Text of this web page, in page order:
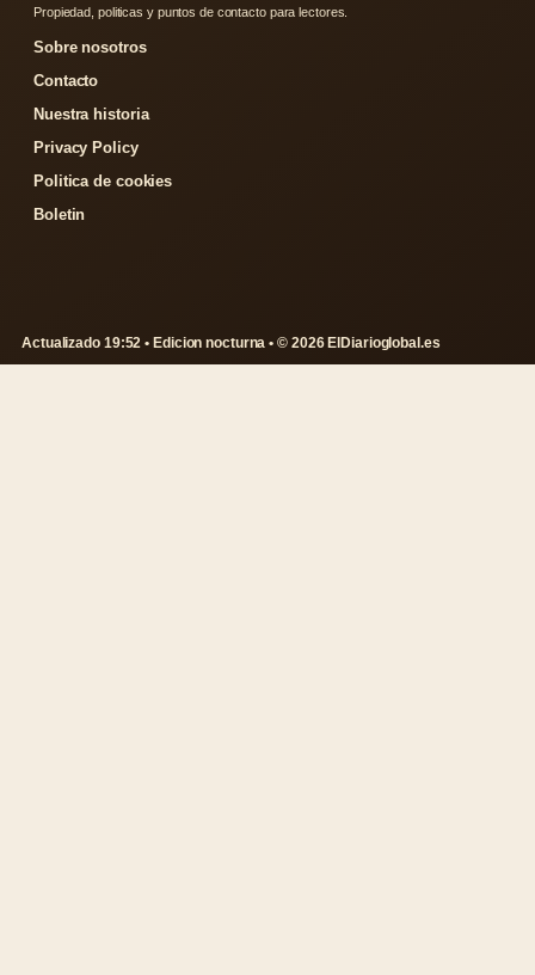
Propiedad, politicas y puntos de contacto para lectores.
Sobre nosotros
Contacto
Nuestra historia
Privacy Policy
Politica de cookies
Boletin
Actualizado 19:52 • Edicion nocturna • © 2026 ElDiarioglobal.es